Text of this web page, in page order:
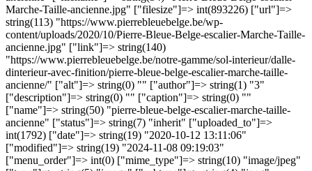
Marche-Taille-ancienne.jpg" ["filesize"]=> int(893226) ["url"]=>
string(113) "https://www.pierrebleuebelge.be/wp-
content/uploads/2020/10/Pierre-Bleue-Belge-escalier-Marche-Taille-
ancienne.jpg" ["link"]=> string(140)
"https://www.pierrebleuebelge.be/notre-gamme/sol-interieur/dalle-
dinterieur-avec-finition/pierre-bleue-belge-escalier-marche-taille-
ancienne/" ["alt"]=> string(0) "" ["author"]=> string(1) "3"
["description"]=> string(0) "" ["caption"]=> string(0) ""
["name"]=> string(50) "pierre-bleue-belge-escalier-marche-taille-
ancienne" ["status"]=> string(7) "inherit" ["uploaded_to"]=>
int(1792) ["date"]=> string(19) "2020-10-12 13:11:06"
["modified"]=> string(19) "2024-11-08 09:19:03"
["menu_order"]=> int(0) ["mime_type"]=> string(10) "image/jpeg"